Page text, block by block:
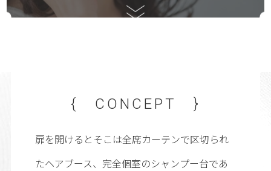
{ CONCEPT }
扉を開けるとそこは全席カーテンで区切られ
たヘアブース、完全個室のシャンプー台であ